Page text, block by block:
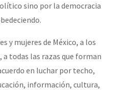
sino por la democracia
y mujeres de México, a los
a todas las razas que forman
en luchar por techo,
información, cultura,